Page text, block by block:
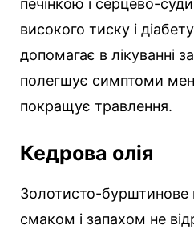
печінкою і серцево-
високого тиску і
допомагає в лікуванні
полегшує симптоми
покращує травлення.
Кедрова олія
Золотисто-бурштинове
смаком і запахом не